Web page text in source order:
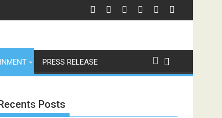
के समर्थन में उतरीं एक्ट्रेस खुशी भारद्वाज, इंस्टाग्राम पोस्ट में बोलीं— "स्टूडेंट्स पहले,
PRESS RELEASE
Posts